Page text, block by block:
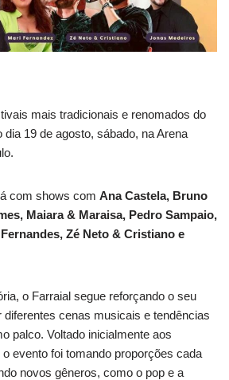
mais tradicionais e renomados do
19 de agosto, sábado, na Arena
com shows com Ana Castela, Bruno
Maiara & Maraisa, Pedro Sampaio,
Zé Neto & Cristiano e
o Farraial segue reforçando o seu
diferentes cenas musicais e tendências
palco. Voltado inicialmente aos
evento foi tomando proporções cada
novos gêneros, como o pop e a